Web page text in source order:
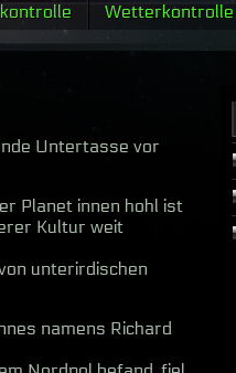
Wetterkontrolle
Untertasse vor
Planet innen hohl ist
Kultur weit
unterirdischen
namens Richard